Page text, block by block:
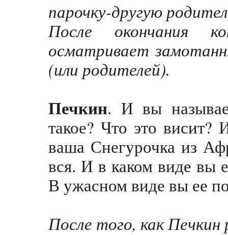
парочку-другую
После окончания
осматривает
(или родителей).
Печкин. И вы
такое? Что это
ваша Снегурочка из
вся. И в каком виде вы
В ужасном виде вы ее
После того, как Печкин